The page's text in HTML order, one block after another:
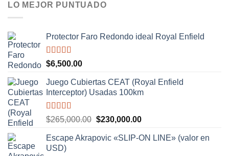
LO MEJOR PUNTUADO
Protector Faro Redondo ideal Royal Enfield
Valorado
con
5
$6,500.00
Juego Cubiertas CEAT (Royal Enfield
Interceptor) Usadas 100km
Valorado
5.00
5
$265,000.00 El
original
$230,000.00El
actual
Escape Akrapovic «SLIP-ON LINE» (valor en
USD)